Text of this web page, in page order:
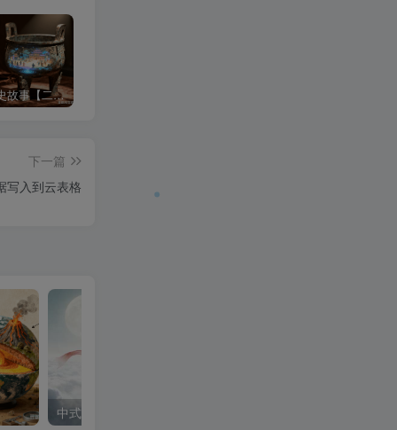
沉浸式历史故事【二改版】
下一篇
写入到云表格
中式梦核